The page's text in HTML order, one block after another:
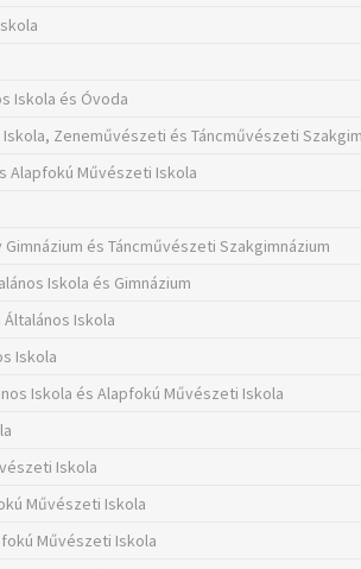
Iskola és Óvoda
Zeneművészeti és Táncművészeti
Alapfokú Művészeti Iskola
és Táncművészeti Szakgimnázium
Iskola és Gimnázium
Általános Iskola
Iskola
Iskola és Alapfokú Művészeti Iskola
Iskola
Művészeti Iskola
Művészeti Iskola